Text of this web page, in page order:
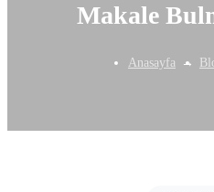
Makale
Anasayfa